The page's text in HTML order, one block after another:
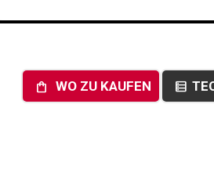
shopping_bag WO ZU KAUFEN data_table